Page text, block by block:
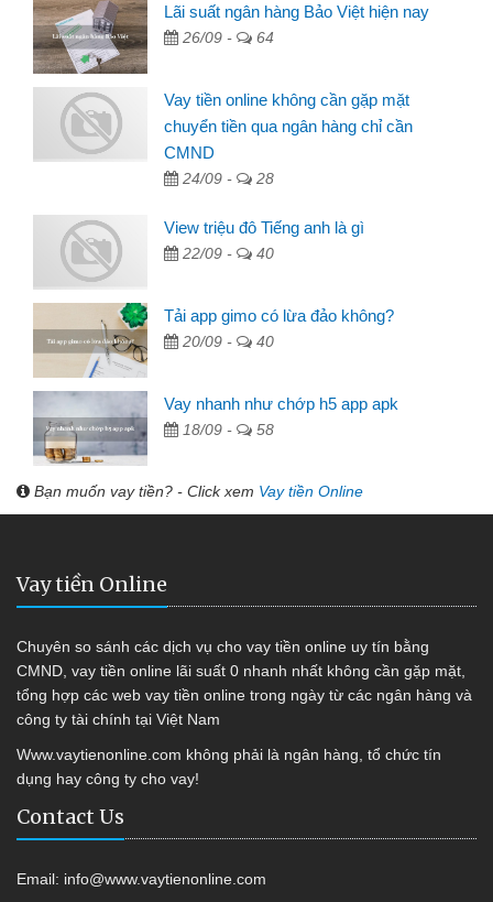
Lãi suất ngân hàng Bảo Việt hiện nay
26/09 - 64
Vay tiền online không cần gặp mặt
chuyển tiền qua ngân hàng chỉ cần
CMND
24/09 - 28
View triệu đô Tiếng anh là gì
22/09 - 40
Tải app gimo có lừa đảo không?
20/09 - 40
Vay nhanh như chớp h5 app apk
18/09 - 58
Bạn muốn vay tiền? - Click xem Vay tiền Online
Vay tiền Online
Chuyên so sánh các dịch vụ cho vay tiền online uy tín bằng
CMND, vay tiền online lãi suất 0 nhanh nhất không cần gặp mặt,
tổng hợp các web vay tiền online trong ngày từ các ngân hàng và
công ty tài chính tại Việt Nam
Www.vaytienonline.com không phải là ngân hàng, tổ chức tín
dụng hay công ty cho vay!
Contact Us
Email: info@www.vaytienonline.com